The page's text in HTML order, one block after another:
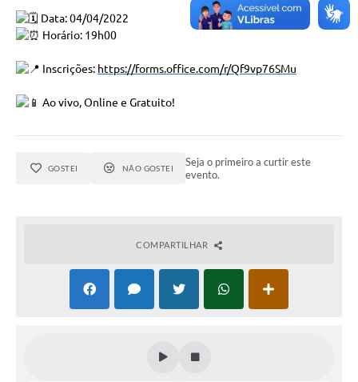
Data: 04/04/2022
Horário: 19h00
Inscrições: https://forms.office.com/r/Qf9vp76SMu
Ao vivo, Online e Gratuito!
GOSTEI NÃO GOSTEI
Seja o primeiro a curtir este
evento.
COMPARTILHAR